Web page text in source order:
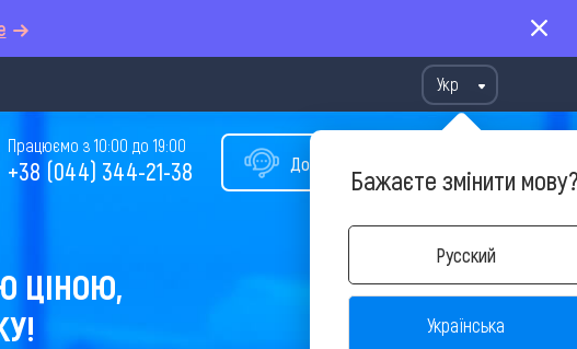
Укр
Бажаєте змінити
Русский
Українська
Допомога у виборі туру
Працюємо з 10:00 до 19:00
+38 (044) 344-21-38
ЦІНОЮ,